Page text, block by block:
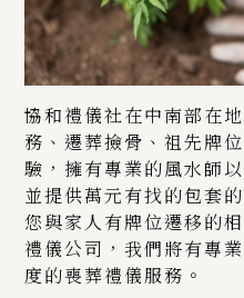
協和禮儀社在中南部在
務、遷葬撿骨、祖先牌
驗，擁有專業的風水師
並提供萬元有找的包套
您與家人有牌位遷移的
禮儀公司，我們將有專
度的喪葬禮儀服務。